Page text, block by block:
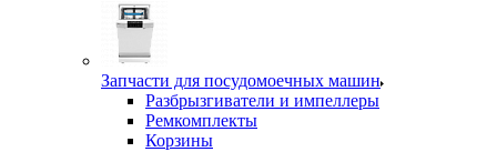
Запчасти для посудомоечных машин
Разбрызгиватели и импеллеры
Ремкомплекты
Корзины